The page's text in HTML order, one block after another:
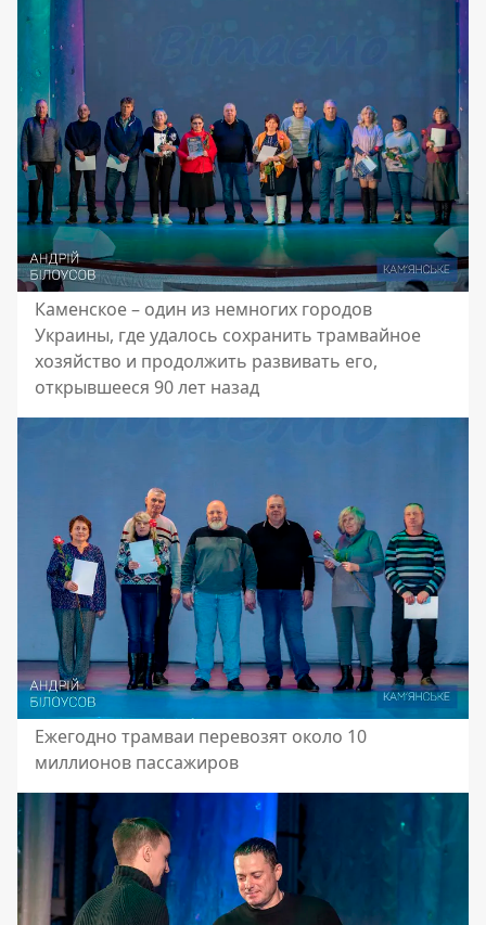
Каменское – один из немногих городов
Украины, где удалось сохранить трамвайное
хозяйство и продолжить развивать его,
открывшееся 90 лет назад
Ежегодно трамваи перевозят около 10
миллионов пассажиров